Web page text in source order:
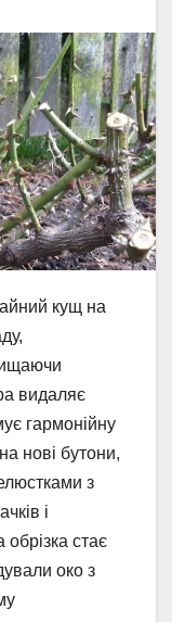
кущ на
видаляє
гармонійну
нові бутони,
з
і
обрізка стає
око з